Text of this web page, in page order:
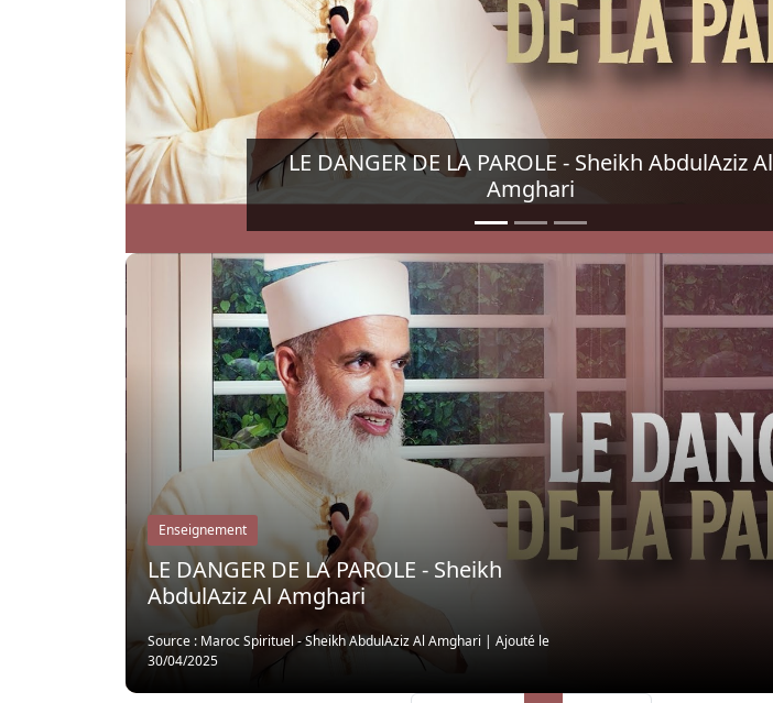
LE DANGER DE LA PAROLE - Sheikh AbdulAziz Al
Amghari
Enseignement
LE DANGER DE LA PAROLE - Sheikh
AbdulAziz Al Amghari
Source : Maroc Spirituel - Sheikh AbdulAziz Al Amghari | Ajouté le
30/04/2025